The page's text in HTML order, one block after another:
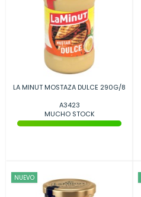
LA MINUT MOSTAZA DULCE 290G/8
A3423
MUCHO STOCK
NUEVO